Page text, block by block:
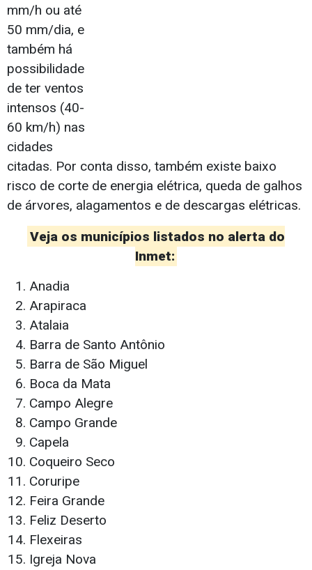
mm/h ou até
50 mm/dia, e
também há
possibilidade
de ter ventos
intensos (40-
60 km/h) nas
cidades
citadas. Por conta disso, também existe baixo
risco de corte de energia elétrica, queda de galhos
de árvores, alagamentos e de descargas elétricas.
Veja os municípios listados no alerta do
Inmet:
Anadia
Arapiraca
Atalaia
Barra de Santo Antônio
Barra de São Miguel
Boca da Mata
Campo Alegre
Campo Grande
Capela
Coqueiro Seco
Coruripe
Feira Grande
Feliz Deserto
Flexeiras
Igreja Nova